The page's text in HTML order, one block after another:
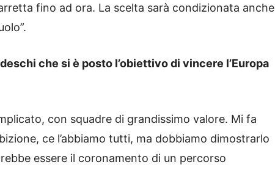
fino ad ora. La scelta sarà condizionata anche
che si è posto l’obiettivo di vincere l’Europa
con squadre di grandissimo valore. Mi fa
ce l’abbiamo tutti, ma dobbiamo dimostrarlo
essere il coronamento di un percorso